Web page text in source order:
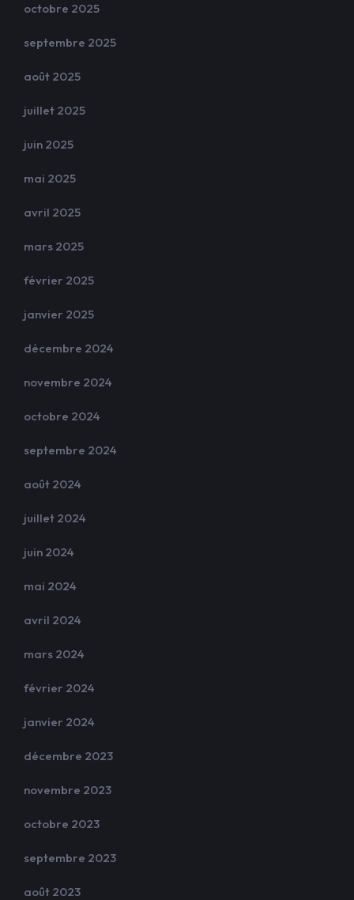
octobre 2025
septembre 2025
août 2025
juillet 2025
juin 2025
mai 2025
avril 2025
mars 2025
février 2025
janvier 2025
décembre 2024
novembre 2024
octobre 2024
septembre 2024
août 2024
juillet 2024
juin 2024
mai 2024
avril 2024
mars 2024
février 2024
janvier 2024
décembre 2023
novembre 2023
octobre 2023
septembre 2023
août 2023